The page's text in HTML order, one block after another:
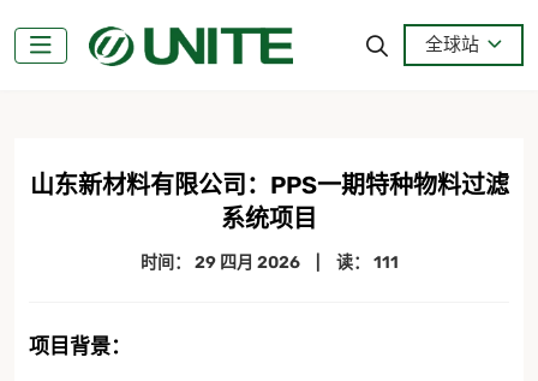
全球站
山东新材料有限公司：PPS一期特种物料过滤
系统项目
时间： 29 四月 2026 读： 111
项目背景：